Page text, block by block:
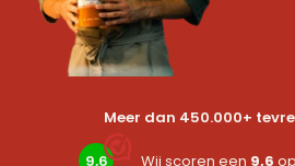
Meer dan 450.000+
9,6 Wij scoren een 9,6 op